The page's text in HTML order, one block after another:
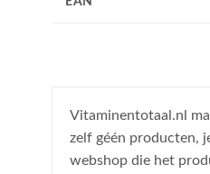
Vitaminentotaal.nl
zelf géén producten,
webshop die het